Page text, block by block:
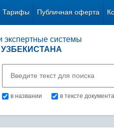
Тарифы Публичная оферта
системы
в названии в тексте документа